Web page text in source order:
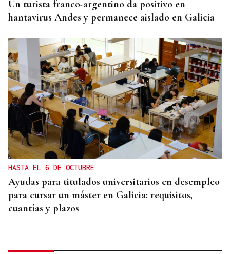
Un turista franco-argentino da positivo en
hantavirus Andes y permanece aislado en Galicia
HASTA EL 6 DE OCTUBRE
Ayudas para titulados universitarios en desempleo
para cursar un máster en Galicia: requisitos,
cuantías y plazos